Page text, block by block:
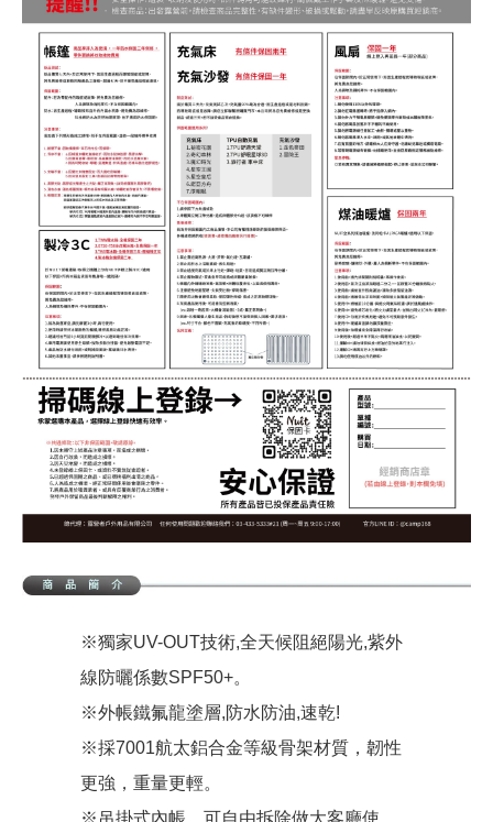
※獨家UV-OUT技術,全天候阻絕陽光,紫外
線防曬係數SPF50+。
※外帳鐵氟龍塗層,防水防油,速乾!
※採7001航太鋁合金等級骨架材質，韌性
更強，重量更輕。